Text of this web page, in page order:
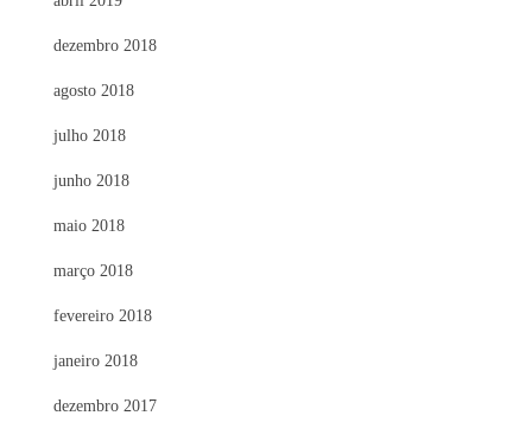
dezembro 2018
agosto 2018
julho 2018
junho 2018
maio 2018
março 2018
fevereiro 2018
janeiro 2018
dezembro 2017